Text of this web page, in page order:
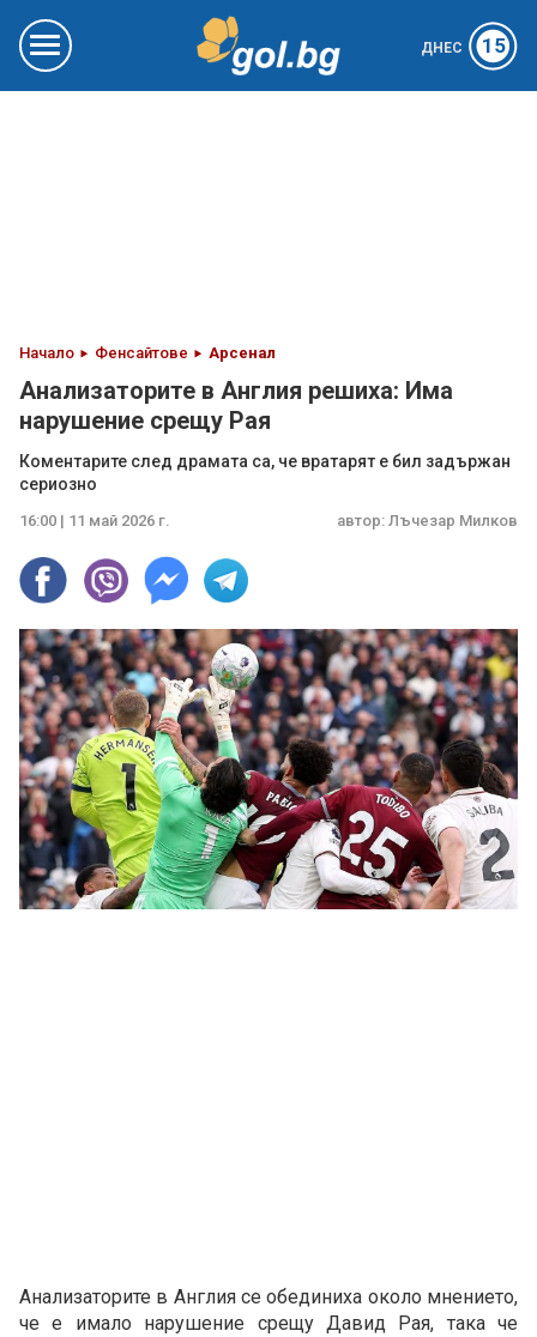
ДНЕС 15
Начало Фенсайтове Арсенал
Анализаторите в Англия решиха: Има
нарушение срещу Рая
Коментарите след драмата са, че вратарят е бил задържан
сериозно
16:00 | 11 май 2026 г. автор: Лъчезар Милков
Анализаторите в Англия се обединиха около мнението,
че е имало нарушение срещу Давид Рая, така че